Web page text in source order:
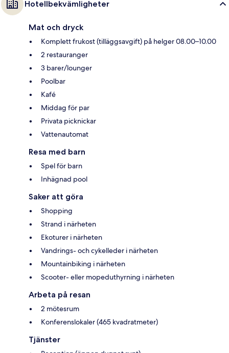
Hotellbekvämligheter
Mat och dryck
Komplett frukost (tilläggsavgift) på helger 08.00–10.00
2 restauranger
3 barer/lounger
Poolbar
Kafé
Middag för par
Privata picknickar
Vattenautomat
Resa med barn
Spel för barn
Inhägnad pool
Saker att göra
Shopping
Strand i närheten
Ekoturer i närheten
Vandrings- och cykelleder i närheten
Mountainbiking i närheten
Scooter- eller mopeduthyrning i närheten
Arbeta på resan
2 mötesrum
Konferenslokaler (465 kvadratmeter)
Tjänster